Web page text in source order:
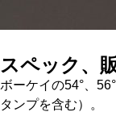
スペック、
ボーケイの54°、
タンプを含む）。